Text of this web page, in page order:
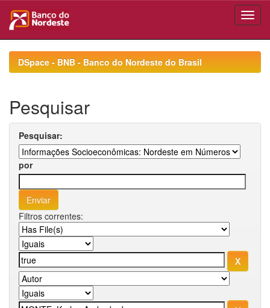
navigationDSpace - BNB - Banco do Nordeste do Brasil
Pesquisar
Pesquisar:
por
Filtros correntes: